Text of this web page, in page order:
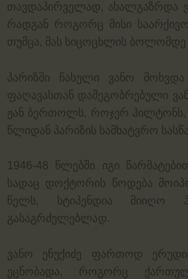
თავდაპირველად, ახალგაზრდა
რადგან როგორც მისი
თუმცა, მას სიცოცხლის ბოლომდე
პარიზში ჩასული ვანო
ფაღავასთან დამეგობრებული
ჟან ბერთოლს, როჯერ ჰილტონს,
წლიდან პარიზის სამხატვრო
1946-48 წლებში იგი
სადაც დოქტორის წოდება
წელს, სტიპენდია მიიღო
გასაგრძელებლად.
ვანო ენუქიძე ფართოდ
ეცნობადა, როგორც